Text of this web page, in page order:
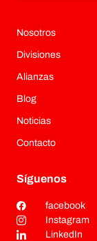
Nosotros
Divisiones
Alianzas
Blog
Noticias
Contacto
Síguenos
facebook
Instagram
LinkedIn